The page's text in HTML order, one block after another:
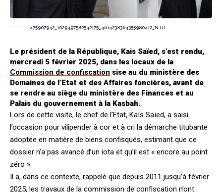
475907942_1029497582542175_4614238364355980412_N (1)
Le président de la République, Kais Saïed, s’est rendu,
mercredi 5 février 2025, dans les locaux de la
Commission de confiscation sise au du ministère des
Domaines de l’Etat et des Affaires foncières, avant de
se rendre au siège du ministère des Finances et au
Palais du gouvernement à la Kasbah.
Lors de cette visite, le chef de l’Etat, Kaïs Saïed, a saisi
l’occasion pour vilipender à cor et à cri la démarche titubante
adoptée en matière de biens confisqués, estimant que ce
dossier n’a pas avancé d’un iota et qu’il est « encore au point
zéro ».
Il a, dans ce contexte, rappelé que depuis 2011 jusqu’à février
2025, les travaux de la commission de confiscation n’ont